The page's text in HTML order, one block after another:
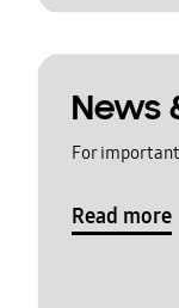
News
For
Read more